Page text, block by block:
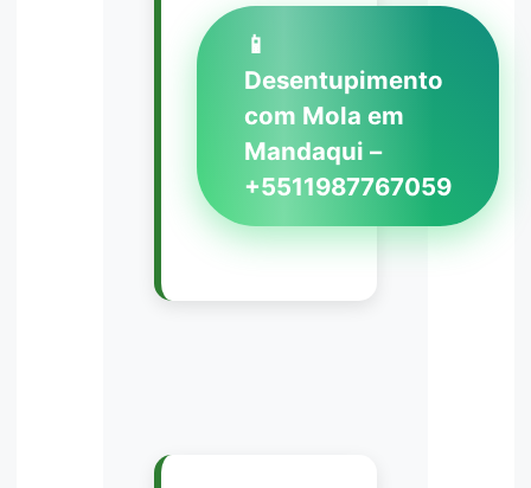
📱
Desentupimento
com Mola em
Mandaqui –
+5511987767059